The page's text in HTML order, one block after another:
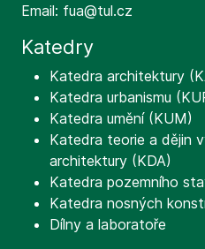
Email: fua@tul.cz
Katedry
Katedra architektury
Katedra urbanismu
Katedra umění (KUM)
Katedra teorie a dějin
architektury (KDA)
Katedra pozemního
Katedra nosných
Dílny a laboratoře